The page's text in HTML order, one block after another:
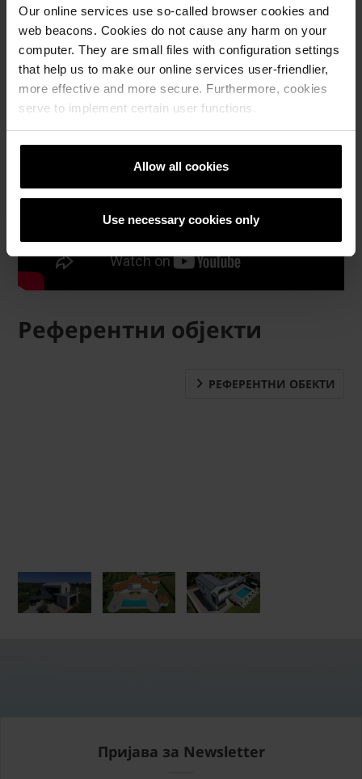
Our online services use so-called browser cookies and
web beacons. Cookies do not cause any harm on your
computer. They are small files with configuration settings
that help us to make our online services user-friendlier,
more effective and more secure. Furthermore, cookies
serve to implement certain user functions.
Allow all cookies
Use necessary cookies only
технички
материјали
Референтни објекти
РЕФЕРЕНТНИ ОБЕКТИ
Пријава за Newsletter